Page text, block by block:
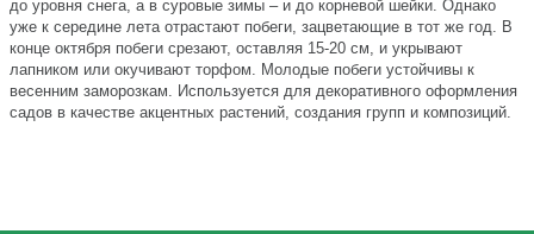
до уровня снега, а в суровые зимы – и до корневой шейки. Однако
уже к середине лета отрастают побеги, зацветающие в тот же год. В
конце октября побеги срезают, оставляя 15-20 см, и укрывают
лапником или окучивают торфом. Молодые побеги устойчивы к
весенним заморозкам. Используется для декоративного оформления
садов в качестве акцентных растений, создания групп и композиций.